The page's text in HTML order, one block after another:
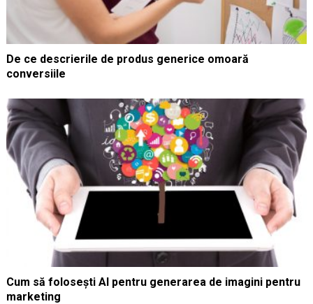
De ce descrierile de produs generice omoară
conversiile
Cum să folosești AI pentru generarea de imagini pentru
marketing